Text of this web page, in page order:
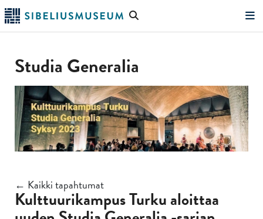
Siirry
pääsisältöön
Hae
Studia Generalia
← Kaikki tapahtumat
Kulttuurikampus Turku aloittaa